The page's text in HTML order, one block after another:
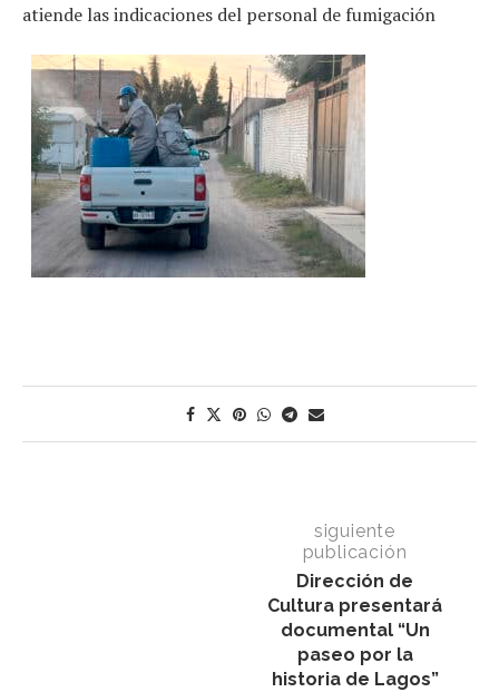
atiende las indicaciones del personal de fumigación
siguiente
publicación
Dirección de
Cultura presentará
documental “Un
paseo por la
historia de Lagos”